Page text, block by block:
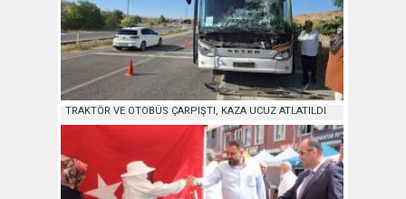
TRAKTÖR VE OTOBÜS ÇARPIŞTI, KAZA UCUZ ATLATILDI